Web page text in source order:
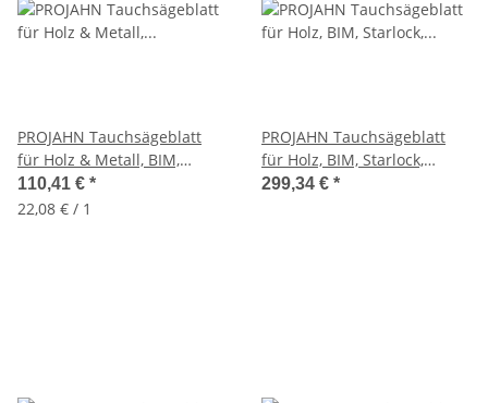
PROJAHN Tauchsägeblatt
für Holz & Metall, BIM,
Starlock, 65mm x 40mm, 5
VE
110,41 € *
22,08 € / 1
PROJAHN Tauchsägeblatt
für Holz, BIM, Starlock,
32mm x 50mm, 20 VE
299,34 € *